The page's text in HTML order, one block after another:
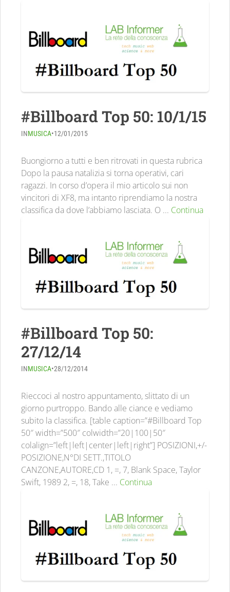
#Billboard Top 50: 10/1/15
INMUSICA•12/01/2015
Buongiorno a tutti e ben ritrovati in questa rubrica
Dopo la pausa natalizia si torna operativi, cari
ragazzi. In corso d’opera il mio articolo sui non
vincitori di XF8, ma intanto riprendiamo la nostra
classifica da dove l’abbiamo lasciata. O ... Continua
#Billboard Top 50:
27/12/14
INMUSICA•28/12/2014
Rieccoci al nostro appuntamento, slittato di un
giorno purtroppo. Bando alle ciance e vediamo
subito la classifica. [table caption=”#Billboard Top
50″ width=”500″ colwidth=”20|100|50″
colalign=”left|left|center|left|right”] POSIZIONI,+/-
POSIZIONE,N°DI SETT.,TITOLO
CANZONE,AUTORE,CD 1, =, 7, Blank Space, Taylor
Swift, 1989 2, =, 18, Take ... Continua